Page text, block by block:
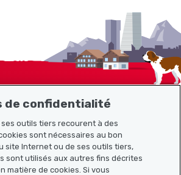
de confidentialité
outils tiers recourent à des
sont nécessaires au bon
site Internet ou de ses outils tiers,
sont utilisés aux autres fins décrites
matière de cookies. Si vous